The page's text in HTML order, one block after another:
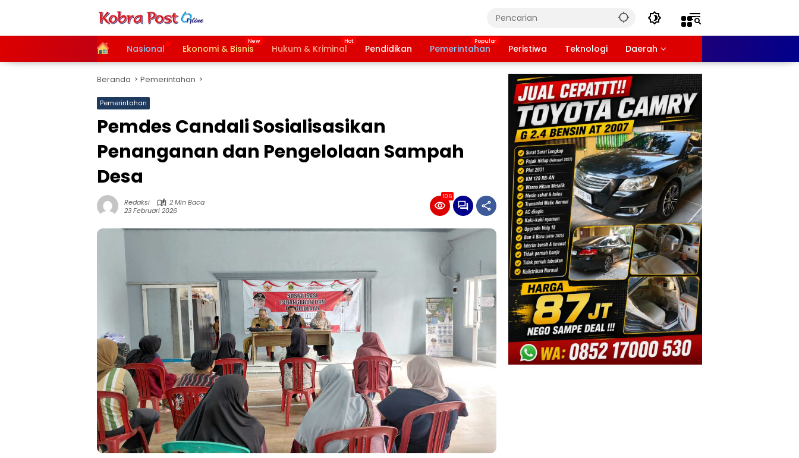
HomeNasional Ekonomi & Bisnis Hukum & Kriminal Pendidikan Pemerintahan Peristiwa Teknologi Daerah
Beranda Pemerintahan
Pemerintahan
Pemdes Candali Sosialisasikan
Penanganan dan Pengelolaan Sampah
Desa
Redaksi
2 Min Baca
23 Februari 2026
106